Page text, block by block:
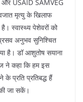
USAID SAMVEG
मृत्यु के खिलाफ
स्वास्थ्य पेशेवरों को
अनुभव सुनिश्चित
है। डॉ आशुतोष सयाना
ने कहा कि हम इस
प्रति प्रतिबद्ध हैं
जा सकें।